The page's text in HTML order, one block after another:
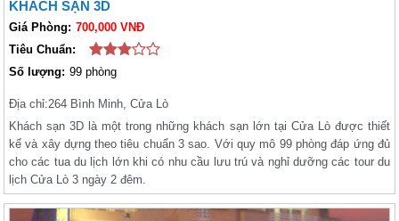
KHÁCH SẠN 3D
Giá Phòng: 700,000 VNĐ
Tiêu Chuẩn:
Số lượng: 99 phòng
Địa chỉ:264 Bình Minh, Cửa Lò
Khách sạn 3D là một trong những khách sạn lớn tại Cửa Lò được thiết
kế và xây dựng theo tiêu chuẩn 3 sao. Với quy mô 99 phòng đáp ứng đủ
cho các tua du lịch lớn khi có nhu cầu lưu trú và nghỉ dưỡng các tour du
lịch Cửa Lò 3 ngày 2 đêm.